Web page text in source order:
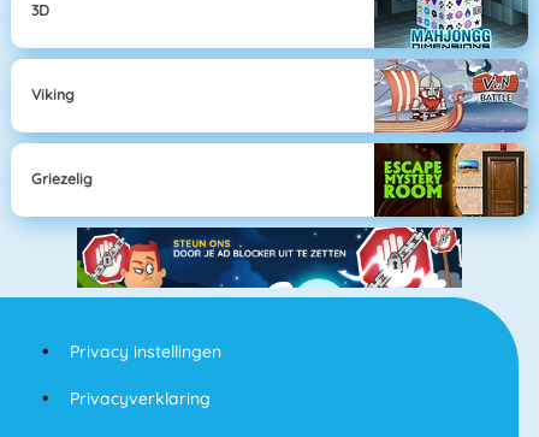
3D
Viking
Griezelig
Privacy instellingen
Privacyverklaring